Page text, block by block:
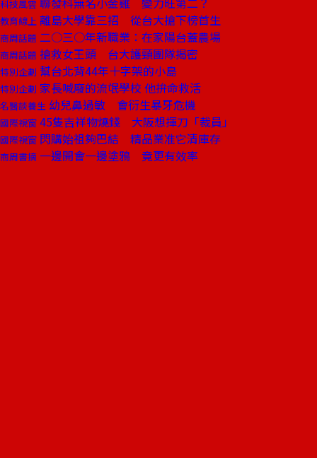
科技風雲
教育線上 離島大學靠三招 從台大搶下榜首生
商周話題 二○三○年新職業：在家陽台蓋農場
商周話題 搶救女王頭 台大護頸團隊揭密
特別企劃 幫台北背44年十字架的小島
特別企劃 家長喊廢的流氓學校 他拚命救活
名醫談養生 幼兒鼻過敏 會衍生暴牙危機
國際視窗 45隻吉祥物燒錢 大阪想揮刀「裁員」
國際視窗 閃購始祖夠巴結 精品業准它清庫存
商周書摘 一邊開會一邊塗鴉 竟更有效率